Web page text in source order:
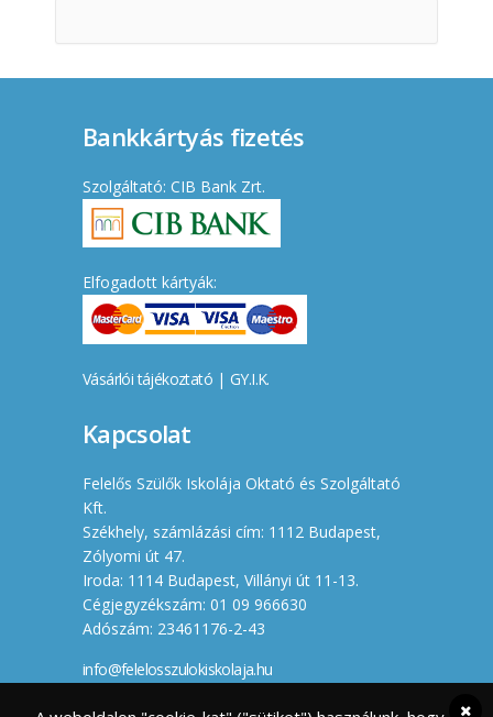
Bankkártyás fizetés
Szolgáltató: CIB Bank Zrt.
Elfogadott kártyák:
Vásárlói tájékoztató | GY.I.K.
Kapcsolat
Felelős Szülők Iskolája Oktató és Szolgáltató
Kft.
Székhely, számlázási cím: 1112 Budapest,
Zólyomi út 47.
Iroda: 1114 Budapest, Villányi út 11-13.
Cégjegyzékszám: 01 09 966630
Adószám: 23461176-2-43
info@felelosszulokiskolaja.hu